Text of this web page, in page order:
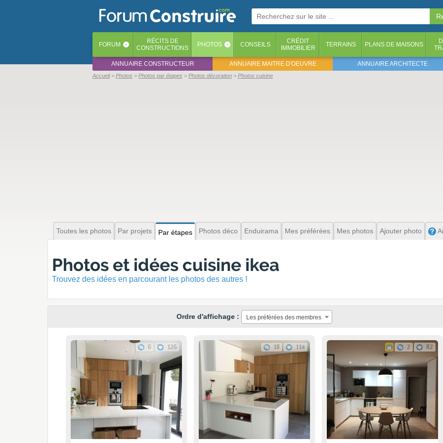
FORUM ‹ RÉCITS DE
CONSTRUCTIONS
PHOTOS ‹ CONSEILS
CRÉDIT
IMMOBILIER
TERRAINS PLANS DE MAISONS
ANNUAIRE CONSTRUCTEUR ANNUAIRE MAITRE D'OEUVRE ANNUAIRE ARCHITECTE
Accueil Photos Photos par étapes Photos décoration Photos cuisine
Toutes les photos Par projets Par étapes Photos déco Enduirama Mes préférées Mes photos Ajouter photo
Photos et idées cuisine ikea
Trouvez des idées en parcourant les photos des autres !
Ordre d'affichage : Les préférées des membres
6 126 18 114 2 82